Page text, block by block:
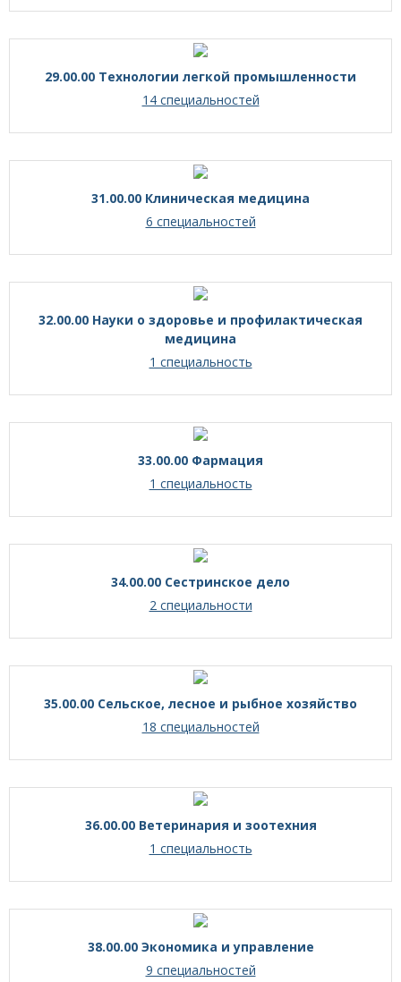
29.00.00 Технологии легкой промышленности
14 специальностей
31.00.00 Клиническая медицина
6 специальностей
32.00.00 Науки о здоровье и профилактическая
медицина
1 специальность
33.00.00 Фармация
1 специальность
34.00.00 Сестринское дело
2 специальности
35.00.00 Сельское, лесное и рыбное хозяйство
18 специальностей
36.00.00 Ветеринария и зоотехния
1 специальность
38.00.00 Экономика и управление
9 специальностей